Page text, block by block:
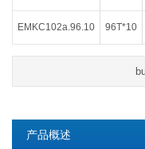
Luminex®多因子检测服
EMKC102a.96.10 96T*10
产品概述